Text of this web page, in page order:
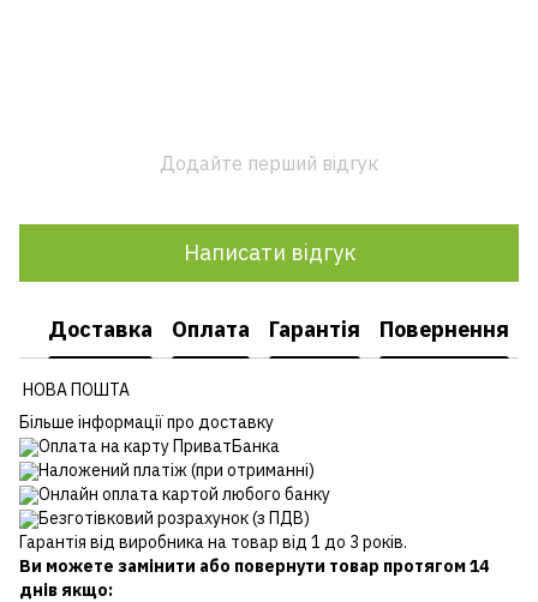
Додайте перший відгук
Написати відгук
Доставка Оплата Гарантія Повернення
НОВА ПОШТА
Більше інформації про доставку
Оплата на карту ПриватБанка
Наложений платіж (при отриманні)
Онлайн оплата картой любого банку
Безготівковий розрахунок (з ПДВ)
Гарантія від виробника на товар від 1 до 3 років.
Ви можете замінити або повернути товар протягом 14
днів якщо: